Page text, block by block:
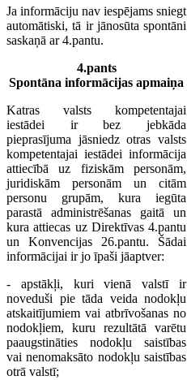
Ja informāciju nav iespējams sniegt
automātiski, tā ir jānosūta spontāni
saskaņā ar 4.pantu.
4.pants
Spontāna informācijas apmaiņa
Katras valsts kompetentajai
iestādei ir bez jebkāda
pieprasījuma jāsniedz otras valsts
kompetentajai iestādei informācija
attiecībā uz fiziskām personām,
juridiskām personām un citām
personu grupām, kura iegūta
parastā administrēšanas gaitā un
kura attiecas uz Direktīvas 4.pantu
un Konvencijas 26.pantu. Šādai
informācijai ir jo īpaši jāaptver:
- apstākļi, kuri vienā valstī ir
noveduši pie tāda veida nodokļu
atskaitījumiem vai atbrīvošanas no
nodokļiem, kuru rezultātā varētu
paaugstināties nodokļu saistības
vai nenomaksāto nodokļu saistības
otrā valstī;